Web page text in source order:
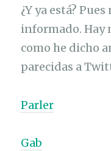
¿Y ya está?
informado. Hay
como he dicho
parecidas a
Parler
Gab